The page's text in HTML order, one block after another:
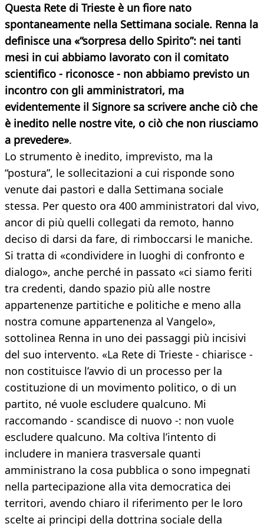
Questa Rete di Trieste è un fiore nato
spontaneamente nella Settimana sociale. Renna la
definisce una «“sorpresa dello Spirito”: nei tanti
mesi in cui abbiamo lavorato con il comitato
scientifico - riconosce - non abbiamo previsto un
incontro con gli amministratori, ma
evidentemente il Signore sa scrivere anche ciò che
è inedito nelle nostre vite, o ciò che non riusciamo
a prevedere».
Lo strumento è inedito, imprevisto, ma la
“postura”, le sollecitazioni a cui risponde sono
venute dai pastori e dalla Settimana sociale
stessa. Per questo ora 400 amministratori dal vivo,
ancor di più quelli collegati da remoto, hanno
deciso di darsi da fare, di rimboccarsi le maniche.
Si tratta di «condividere in luoghi di confronto e
dialogo», anche perché in passato «ci siamo feriti
tra credenti, dando spazio più alle nostre
appartenenze partitiche e politiche e meno alla
nostra comune appartenenza al Vangelo»,
sottolinea Renna in uno dei passaggi più incisivi
del suo intervento. «La Rete di Trieste - chiarisce -
non costituisce l’avvio di un processo per la
costituzione di un movimento politico, o di un
partito, né vuole escludere qualcuno. Mi
raccomando - scandisce di nuovo -: non vuole
escludere qualcuno. Ma coltiva l’intento di
includere in maniera trasversale quanti
amministrano la cosa pubblica o sono impegnati
nella partecipazione alla vita democratica dei
territori, avendo chiaro il riferimento per le loro
scelte ai principi della dottrina sociale della